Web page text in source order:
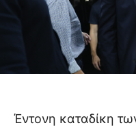
Έντονη καταδίκη